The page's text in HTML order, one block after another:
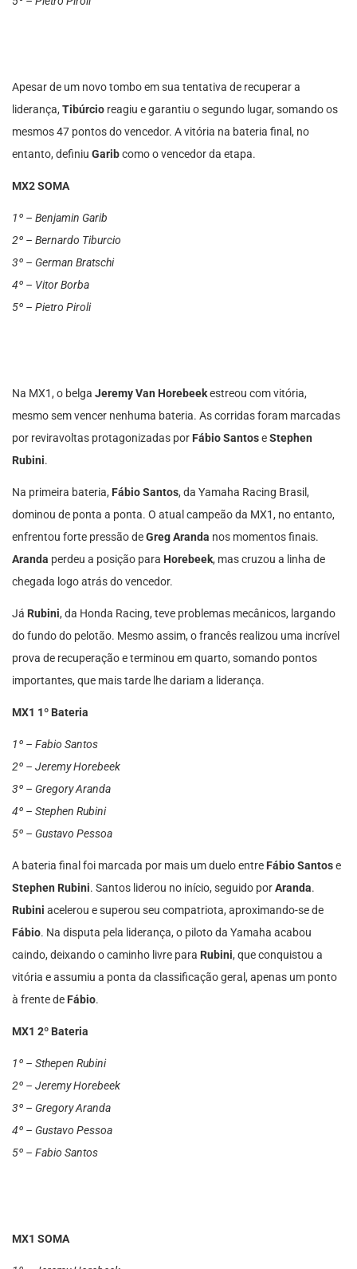
Apesar de um novo tombo em sua tentativa de recuperar a
liderança, Tibúrcio reagiu e garantiu o segundo lugar, somando os
mesmos 47 pontos do vencedor. A vitória na bateria final, no
entanto, definiu Garibcomo o vencedor da etapa.
MX2 SOMA
1º – Benjamin Garib
2º – Bernardo Tiburcio
3º – German Bratschi
4º – Vitor Borba
5º – Pietro Piroli
Na MX1, o belga Jeremy Van Horebeekestreou com vitória,
mesmo sem vencer nenhuma bateria. As corridas foram marcadas
por reviravoltas protagonizadas por Fábio SantoseStephen
Rubini.
Na primeira bateria, Fábio Santos, da Yamaha Racing Brasil,
dominou de ponta a ponta. O atual campeão da MX1, no entanto,
enfrentou forte pressão deGreg Aranda nos momentos finais.
Aranda perdeu a posição para Horebeek, mas cruzou a linha de
chegada logo atrás do vencedor.
Já Rubini, da Honda Racing, teve problemas mecânicos, largando
do fundo do pelotão. Mesmo assim, o francês realizou uma incrível
prova de recuperação e terminou em quarto, somando pontos
importantes, que mais tarde lhe dariam a liderança.
MX1 1º Bateria
1º – Fabio Santos
2º – Jeremy Horebeek
3º – Gregory Aranda
4º – Stephen Rubini
5º – Gustavo Pessoa
A bateria final foi marcada por mais um duelo entre Fábio Santose
Stephen Rubini. Santos liderou no início, seguido porAranda.
Rubini acelerou e superou seu compatriota, aproximando-se de
Fábio. Na disputa pela liderança, o piloto da Yamaha acabou
caindo, deixando o caminho livre para Rubini, que conquistou a
vitória e assumiu a ponta da classificação geral, apenas um ponto
à frente de Fábio.
MX1 2º Bateria
1º – Sthepen Rubini
2º – Jeremy Horebeek
3º – Gregory Aranda
4º – Gustavo Pessoa
5º – Fabio Santos
MX1 SOMA